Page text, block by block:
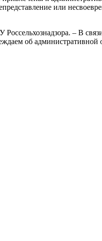
или
– В
об административной